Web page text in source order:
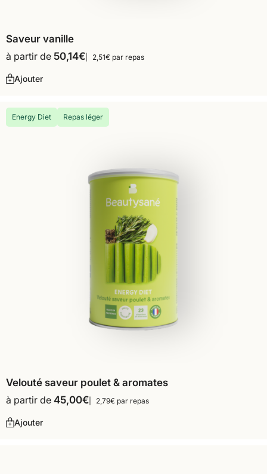
Saveur vanille
à partir de 50,14€ 2,51€ par repas
Ajouter
Energy Diet Repas léger
Velouté saveur poulet & aromates
à partir de 45,00€ 2,79€ par repas
Ajouter